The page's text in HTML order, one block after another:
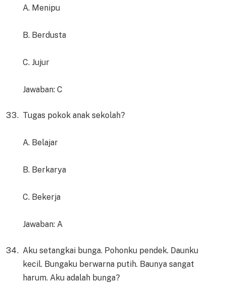
A. Menipu
B. Berdusta
C. Jujur
Jawaban: C
Tugas pokok anak sekolah?
A. Belajar
B. Berkarya
C. Bekerja
Jawaban: A
Aku setangkai bunga. Pohonku pendek. Daunku
kecil. Bungaku berwarna putih. Baunya sangat
harum. Aku adalah bunga?